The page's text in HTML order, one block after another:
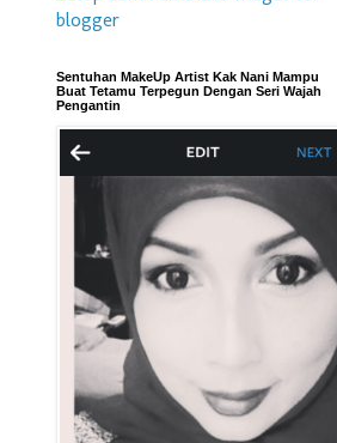
Sentuhan MakeUp Artist Kak Nani Mampu
Buat Tetamu Terpegun Dengan Seri Wajah
Pengantin